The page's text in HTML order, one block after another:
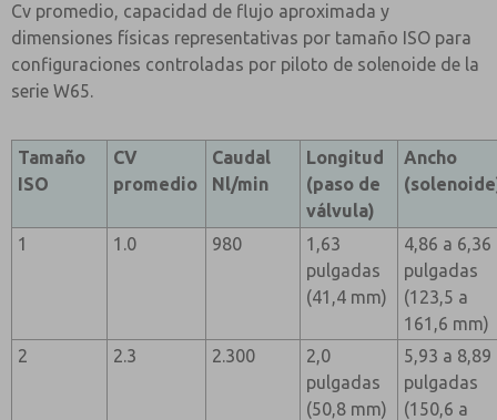
Cv promedio, capacidad de flujo aproximada y
dimensiones físicas representativas por tamaño ISO para
configuraciones controladas por piloto de solenoide de la
serie W65.
Tamaño
ISO
CV
promedio
Caudal
Nl/min
Longitud
(paso de
válvula)
Ancho
1 1.0 980
1,63
pulgadas
(41,4 mm)
4,86 a 6,36
pulgadas
(123,5 a
161,6 mm)
2
2.3 2.300
2,0
pulgadas
(50,8 mm)
5,93 a 8,89
pulgadas
(150,6 a